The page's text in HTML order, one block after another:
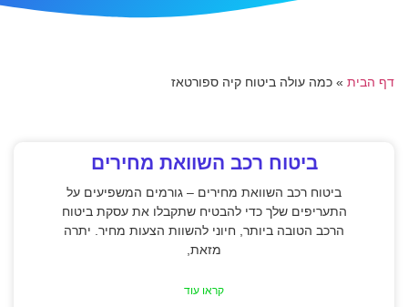
דף הבית » כמה עולה ביטוח קיה ספורטאז
ביטוח רכב השוואת מחירים
ביטוח רכב השוואת מחירים – גורמים המשפיעים על
התעריפים שלך כדי להבטיח שתקבלו את עסקת ביטוח
הרכב הטובה ביותר, חיוני להשוות הצעות מחיר. יתרה
מזאת,
קראו עוד